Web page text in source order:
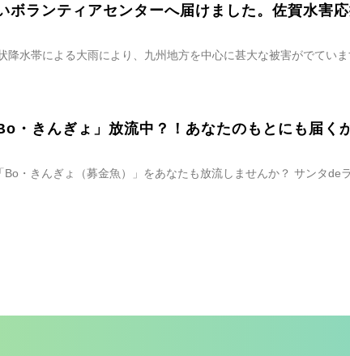
ボランティアセンターへ届けました。佐賀水害
水帯による大雨により、九州地方を中心に甚大な被害がでてい
・きんぎょ」放流中？！あなたのもとにも届く
Bo・きんぎょ（募金魚）」をあなたも放流しませんか？ サンタde